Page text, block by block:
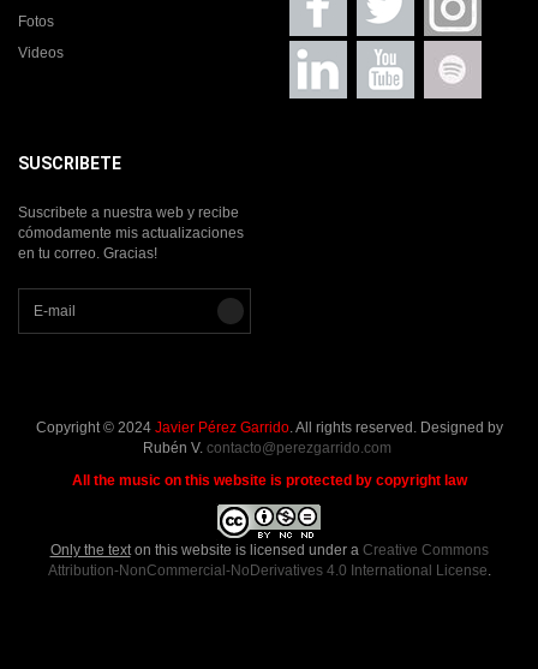
Fotos
Videos
SUSCRIBETE
Suscribete a nuestra web y recibe
cómodamente mis actualizaciones
en tu correo. Gracias!
Copyright © 2024 Javier Pérez Garrido. All rights reserved. Designed by
Rubén V. contacto@perezgarrido.com
All the music on this website is protected by copyright law
Only the texton this website is licensed under a Creative Commons
Attribution-NonCommercial-NoDerivatives 4.0 International License.